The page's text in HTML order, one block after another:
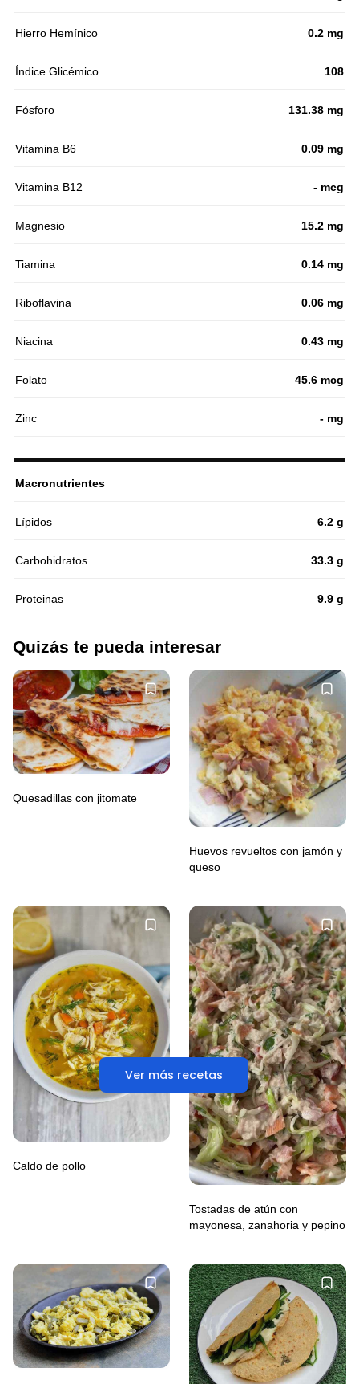
Hierro Hemínico 0.2 mg
Índice Glicémico 108
Fósforo 131.38 mg
Vitamina B6 0.09 mg
Vitamina B12 - mcg
Magnesio 15.2 mg
Tiamina 0.14 mg
Riboflavina 0.06 mg
Niacina 0.43 mg
Folato 45.6 mcg
Zinc - mg
Macronutrientes
Lípidos 6.2 g
Carbohidratos 33.3 g
Proteinas 9.9 g
Quizás te pueda interesar
Ver más recetas
Quesadillas con jitomate
Huevos revueltos con jamón y
queso
Caldo de pollo
Tostadas de atún con
mayonesa, zanahoria y pepino